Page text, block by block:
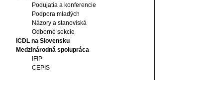
Podujatia a konferencie
Podpora mladých
Názory a stanoviská
Odborné sekcie
ICDL na Slovensku
Medzinárodná spolupráca
IFIP
CEPIS